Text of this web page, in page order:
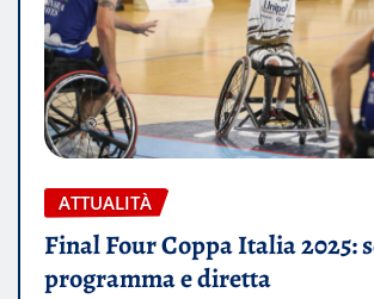
ATTUALITÀ
Final Four Coppa Italia 2025:
programma e diretta